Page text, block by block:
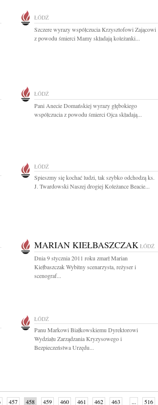
ŁÓDŹ
Szczere wyrazy współczucia Krzysztofowi Zającowi
z powodu śmierci Mamy składają koleżanki...
ŁÓDŹ
Pani Anecie Domańskiej wyrazy głębokiego
współczucia z powodu śmierci Ojca składają...
ŁÓDŹ
Spieszmy się kochać ludzi, tak szybko odchodzą ks.
J. Twardowski Naszej drogiej Koleżance Beacie...
MARIAN KIEŁBASZCZAK ŁÓDŹ
Dnia 9 stycznia 2011 roku zmarł Marian
Kiełbaszczak Wybitny scenarzysta, reżyser i
scenograf...
ŁÓDŹ
Panu Markowi Białkowskiemu Dyrektorowi
Wydziału Zarządzania Kryzysowego i
Bezpieczeństwa Urzędu...
457 458 459 460 461 462 463 ... 516